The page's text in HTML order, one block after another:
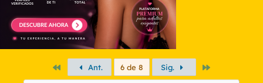
PrimeroAnt. 6 de 8 Sig.